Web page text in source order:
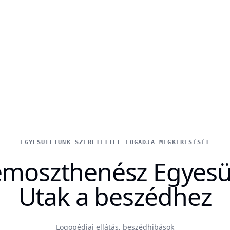
EGYESÜLETÜNK SZERETETTEL FOGADJA MEGKERESÉSÉT
Utak a beszédhez
Logopédiai ellátás, beszédhibások